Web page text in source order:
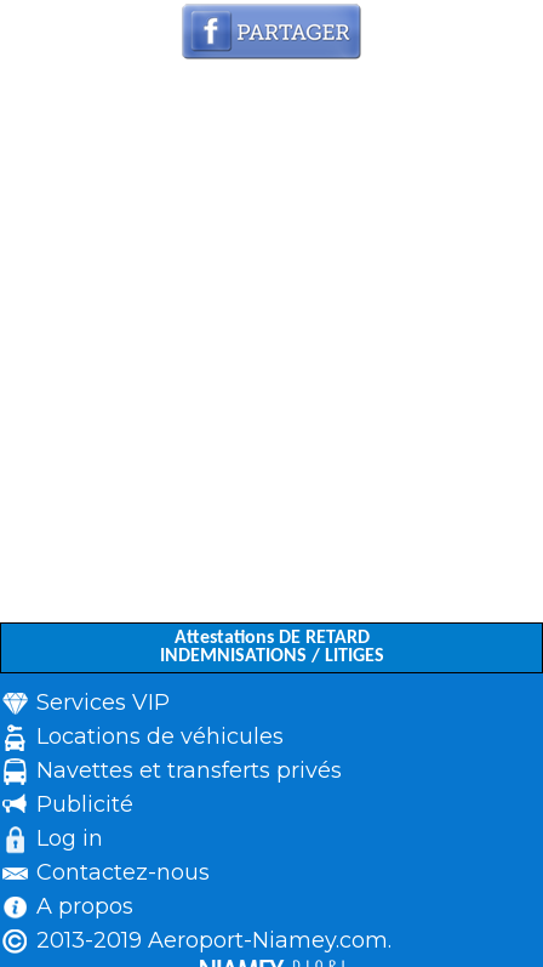
Attestations DE RETARD
INDEMNISATIONS / LITIGES
Services VIP
Locations de véhicules
Navettes et transferts privés
Publicité
Log in
Contactez-nous
A propos
2013-2019 Aeroport-Niamey.com.